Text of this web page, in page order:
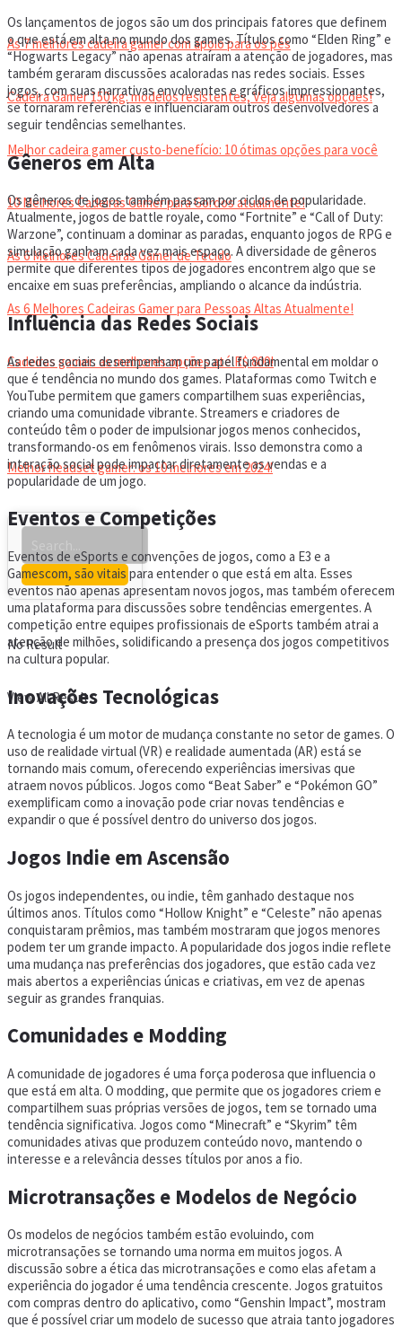
As 7 melhores cadeira gamer com apoio para os pés
Cadeira Gamer 150 kg: modelos resistentes, Veja algumas opções!
Melhor cadeira gamer custo-benefício: 10 ótimas opções para você
10 Melhores Cadeiras Gamer para Gordos atualmente!
As 6 Melhores Cadeiras Gamer de Tecido
As 6 Melhores Cadeiras Gamer para Pessoas Altas Atualmente!
Cadeiras gamer: as melhores opções até R$ 800!
HEADSET
Melhor headset gamer: os 10 melhores em 2024!
No Result
View All Result
Os lançamentos de jogos são um dos principais fatores que definem
o que está em alta no mundo dos games. Títulos como “Elden Ring” e
“Hogwarts Legacy” não apenas atraíram a atenção de jogadores, mas
também geraram discussões acaloradas nas redes sociais. Esses
jogos, com suas narrativas envolventes e gráficos impressionantes,
se tornaram referências e influenciaram outros desenvolvedores a
seguir tendências semelhantes.
Gêneros em Alta
Os gêneros de jogos também passam por ciclos de popularidade.
Atualmente, jogos de battle royale, como “Fortnite” e “Call of Duty:
Warzone”, continuam a dominar as paradas, enquanto jogos de RPG e
simulação ganham cada vez mais espaço. A diversidade de gêneros
permite que diferentes tipos de jogadores encontrem algo que se
encaixe em suas preferências, ampliando o alcance da indústria.
Influência das Redes Sociais
As redes sociais desempenham um papel fundamental em moldar o
que é tendência no mundo dos games. Plataformas como Twitch e
YouTube permitem que gamers compartilhem suas experiências,
criando uma comunidade vibrante. Streamers e criadores de
conteúdo têm o poder de impulsionar jogos menos conhecidos,
transformando-os em fenômenos virais. Isso demonstra como a
interação social pode impactar diretamente as vendas e a
popularidade de um jogo.
Eventos e Competições
Eventos de eSports e convenções de jogos, como a E3 e a
Gamescom, são vitais para entender o que está em alta. Esses
eventos não apenas apresentam novos jogos, mas também oferecem
uma plataforma para discussões sobre tendências emergentes. A
competição entre equipes profissionais de eSports também atrai a
atenção de milhões, solidificando a presença dos jogos competitivos
na cultura popular.
Inovações Tecnológicas
A tecnologia é um motor de mudança constante no setor de games. O
uso de realidade virtual (VR) e realidade aumentada (AR) está se
tornando mais comum, oferecendo experiências imersivas que
atraem novos públicos. Jogos como “Beat Saber” e “Pokémon GO”
exemplificam como a inovação pode criar novas tendências e
expandir o que é possível dentro do universo dos jogos.
Jogos Indie em Ascensão
Os jogos independentes, ou indie, têm ganhado destaque nos
últimos anos. Títulos como “Hollow Knight” e “Celeste” não apenas
conquistaram prêmios, mas também mostraram que jogos menores
podem ter um grande impacto. A popularidade dos jogos indie reflete
uma mudança nas preferências dos jogadores, que estão cada vez
mais abertos a experiências únicas e criativas, em vez de apenas
seguir as grandes franquias.
Comunidades e Modding
A comunidade de jogadores é uma força poderosa que influencia o
que está em alta. O modding, que permite que os jogadores criem e
compartilhem suas próprias versões de jogos, tem se tornado uma
tendência significativa. Jogos como “Minecraft” e “Skyrim” têm
comunidades ativas que produzem conteúdo novo, mantendo o
interesse e a relevância desses títulos por anos a fio.
Microtransações e Modelos de Negócio
Os modelos de negócios também estão evoluindo, com
microtransações se tornando uma norma em muitos jogos. A
discussão sobre a ética das microtransações e como elas afetam a
experiência do jogador é uma tendência crescente. Jogos gratuitos
com compras dentro do aplicativo, como “Genshin Impact”, mostram
que é possível criar um modelo de sucesso que atraia tanto jogadores